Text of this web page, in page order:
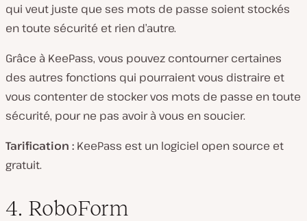
qui veut juste que ses mots de passe soient stockés
en toute sécurité et rien d’autre.
Grâce à KeePass, vous pouvez contourner certaines
des autres fonctions qui pourraient vous distraire et
vous contenter de stocker vos mots de passe en toute
sécurité, pour ne pas avoir à vous en soucier.
Tarification : KeePass est un logiciel open source et
gratuit.
4. RoboForm